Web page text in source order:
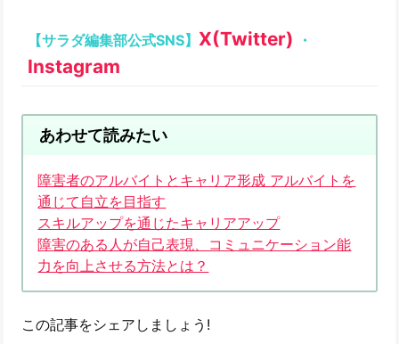
【サラダ編集部公式SNS】 X(Twitter) ・
Instagram
あわせて読みたい
障害者のアルバイトとキャリア形成 アルバイトを
通じて自立を目指す
スキルアップを通じたキャリアアップ
障害のある人が自己表現、コミュニケーション能
力を向上させる方法とは？
この記事をシェアしましょう!